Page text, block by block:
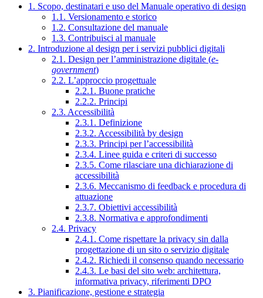
1. Scopo, destinatari e uso del Manuale operativo di design
1.1. Versionamento e storico
1.2. Consultazione del manuale
1.3. Contribuisci al manuale
2. Introduzione al design per i servizi pubblici digitali
2.1. Design per l’amministrazione digitale (e-
government)
2.2. L’approccio progettuale
2.2.1. Buone pratiche
2.2.2. Principi
2.3. Accessibilità
2.3.1. Definizione
2.3.2. Accessibilità by design
2.3.3. Principi per l’accessibilità
2.3.4. Linee guida e criteri di successo
2.3.5. Come rilasciare una dichiarazione di
accessibilità
2.3.6. Meccanismo di feedback e procedura di
attuazione
2.3.7. Obiettivi accessibilità
2.3.8. Normativa e approfondimenti
2.4. Privacy
2.4.1. Come rispettare la privacy sin dalla
progettazione di un sito o servizio digitale
2.4.2. Richiedi il consenso quando necessario
2.4.3. Le basi del sito web: architettura,
informativa privacy, riferimenti DPO
3. Pianificazione, gestione e strategia